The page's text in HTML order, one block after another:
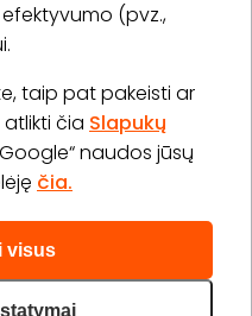
(pvz.,
taip pat pakeisti ar
čia Slapukų
naudos jūsų
čia.
visus
info@bookitnow.lt, +370